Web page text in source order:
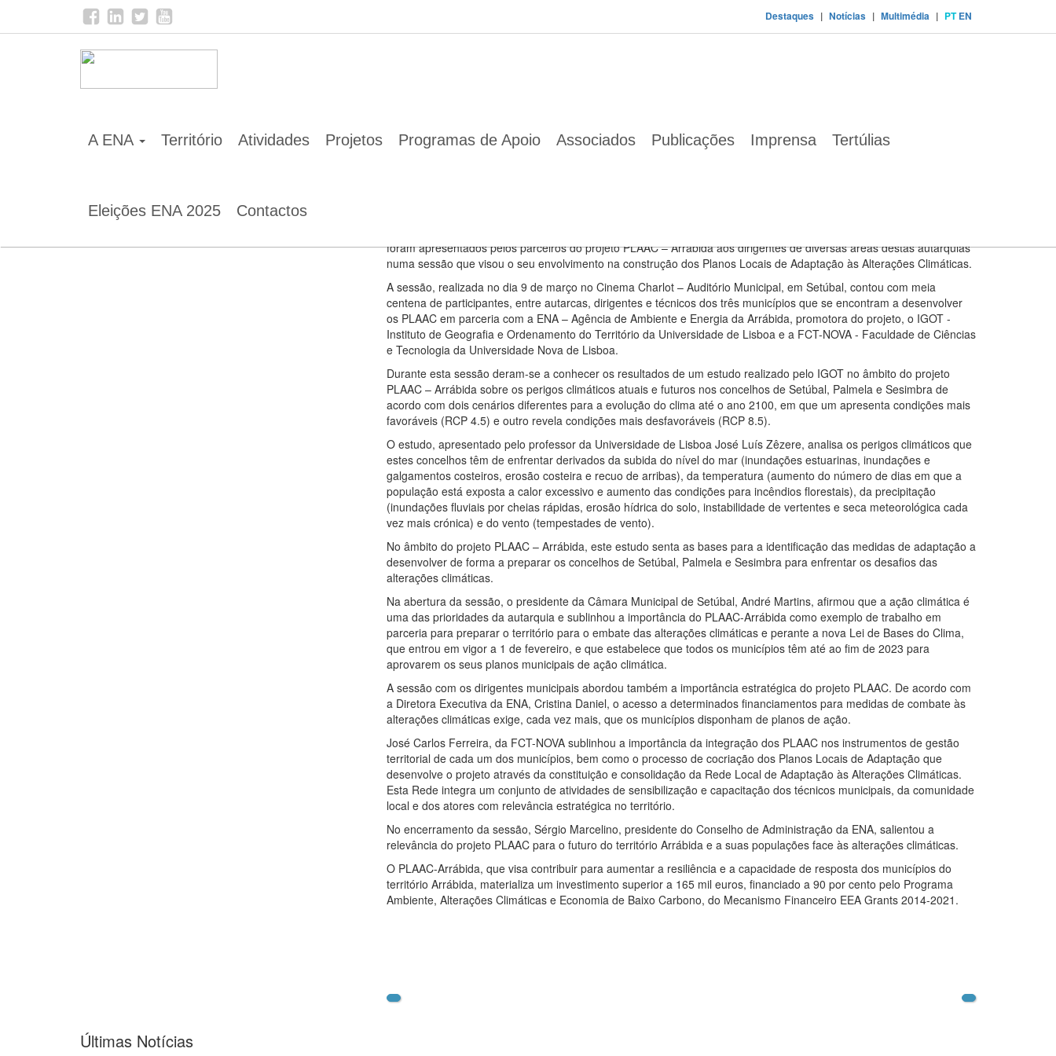
Destaques | Notícias | Multimédia | PT EN
A ENA Território Atividades Projetos Programas de Apoio Associados Publicações Imprensa Tertúlias
Eleições ENA 2025 Contactos
Home
foram apresentados pelos parceiros do projeto PLAAC – Arrábida aos dirigentes de diversas áreas destas autarquias
numa sessão que visou o seu envolvimento na construção dos Planos Locais de Adaptação às Alterações Climáticas.
A sessão, realizada no dia 9 de março no Cinema Charlot – Auditório Municipal, em Setúbal, contou com meia
centena de participantes, entre autarcas, dirigentes e técnicos dos três municípios que se encontram a desenvolver
os PLAAC em parceria com a ENA – Agência de Ambiente e Energia da Arrábida, promotora do projeto, o IGOT -
Instituto de Geografia e Ordenamento do Território da Universidade de Lisboa e a FCT-NOVA - Faculdade de Ciências
e Tecnologia da Universidade Nova de Lisboa.
Durante esta sessão deram-se a conhecer os resultados de um estudo realizado pelo IGOT no âmbito do projeto
PLAAC – Arrábida sobre os perigos climáticos atuais e futuros nos concelhos de Setúbal, Palmela e Sesimbra de
acordo com dois cenários diferentes para a evolução do clima até o ano 2100, em que um apresenta condições mais
favoráveis (RCP 4.5) e outro revela condições mais desfavoráveis (RCP 8.5).
O estudo, apresentado pelo professor da Universidade de Lisboa José Luís Zêzere, analisa os perigos climáticos que
estes concelhos têm de enfrentar derivados da subida do nível do mar (inundações estuarinas, inundações e
galgamentos costeiros, erosão costeira e recuo de arribas), da temperatura (aumento do número de dias em que a
população está exposta a calor excessivo e aumento das condições para incêndios florestais), da precipitação
(inundações fluviais por cheias rápidas, erosão hídrica do solo, instabilidade de vertentes e seca meteorológica cada
vez mais crónica) e do vento (tempestades de vento).
No âmbito do projeto PLAAC – Arrábida, este estudo senta as bases para a identificação das medidas de adaptação a
desenvolver de forma a preparar os concelhos de Setúbal, Palmela e Sesimbra para enfrentar os desafios das
alterações climáticas.
Na abertura da sessão, o presidente da Câmara Municipal de Setúbal, André Martins, afirmou que a ação climática é
uma das prioridades da autarquia e sublinhou a importância do PLAAC-Arrábida como exemplo de trabalho em
parceria para preparar o território para o embate das alterações climáticas e perante a nova Lei de Bases do Clima,
que entrou em vigor a 1 de fevereiro, e que estabelece que todos os municípios têm até ao fim de 2023 para
aprovarem os seus planos municipais de ação climática.
A sessão com os dirigentes municipais abordou também a importância estratégica do projeto PLAAC. De acordo com
a Diretora Executiva da ENA, Cristina Daniel, o acesso a determinados financiamentos para medidas de combate às
alterações climáticas exige, cada vez mais, que os municípios disponham de planos de ação.
José Carlos Ferreira, da FCT-NOVA sublinhou a importância da integração dos PLAAC nos instrumentos de gestão
territorial de cada um dos municípios, bem como o processo de cocriação dos Planos Locais de Adaptação que
desenvolve o projeto através da constituição e consolidação da Rede Local de Adaptação às Alterações Climáticas.
Esta Rede integra um conjunto de atividades de sensibilização e capacitação dos técnicos municipais, da comunidade
local e dos atores com relevância estratégica no território.
No encerramento da sessão, Sérgio Marcelino, presidente do Conselho de Administração da ENA, salientou a
relevância do projeto PLAAC para o futuro do território Arrábida e a suas populações face às alterações climáticas.
O PLAAC-Arrábida, que visa contribuir para aumentar a resiliência e a capacidade de resposta dos municípios do
território Arrábida, materializa um investimento superior a 165 mil euros, financiado a 90 por cento pelo Programa
Ambiente, Alterações Climáticas e Economia de Baixo Carbono, do Mecanismo Financeiro EEA Grants 2014-2021.
Últimas Notícias